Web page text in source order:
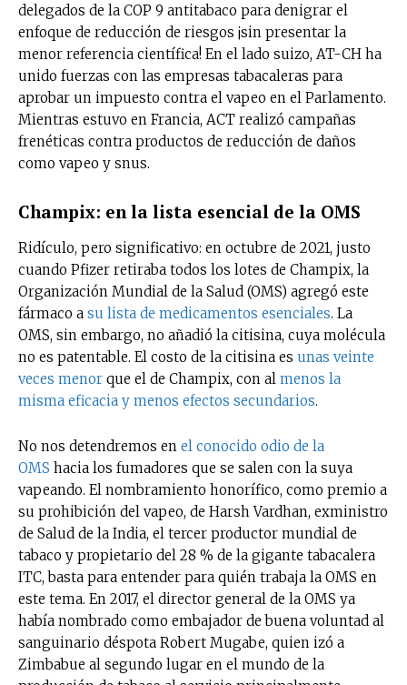
delegados de la COP 9 antitabaco para denigrar el
enfoque de reducción de riesgos ¡sin presentar la
menor referencia científica! En el lado suizo, AT-CH ha
unido fuerzas con las empresas tabacaleras para
aprobar un impuesto contra el vapeo en el Parlamento.
Mientras estuvo en Francia, ACT realizó campañas
frenéticas contra productos de reducción de daños
como vapeo y snus.
Champix: en la lista esencial de la OMS
Ridículo, pero significativo: en octubre de 2021, justo
cuando Pfizer retiraba todos los lotes de Champix, la
Organización Mundial de la Salud (OMS) agregó este
fármaco a su lista de medicamentos esenciales. La
OMS, sin embargo, no añadió la citisina, cuya molécula
no es patentable. El costo de la citisina es unas veinte
veces menor que el de Champix, con al menos la
misma eficacia y menos efectos secundarios.
No nos detendremos en el conocido odio de la
OMS hacia los fumadores que se salen con la suya
vapeando. El nombramiento honorífico, como premio a
su prohibición del vapeo, de Harsh Vardhan, exministro
de Salud de la India, el tercer productor mundial de
tabaco y propietario del 28 % de la gigante tabacalera
ITC, basta para entender para quién trabaja la OMS en
este tema. En 2017, el director general de la OMS ya
había nombrado como embajador de buena voluntad al
sanguinario déspota Robert Mugabe, quien izó a
Zimbabue al segundo lugar en el mundo de la